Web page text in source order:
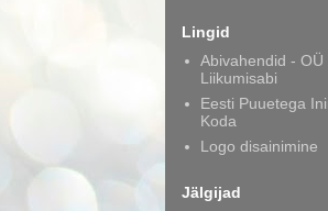
Lingid
Abivahendid - OÜ
Liikumisabi
Eesti Puuetega
Koda
Logo disainimine
Jälgijad